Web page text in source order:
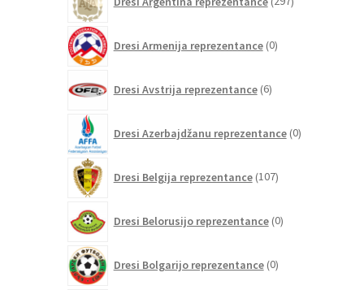
izdelkov
Dresi Armenija reprezentance 0izdelkov
Dresi Avstrija reprezentance 6izdelkov
Dresi Azerbajdžanu reprezentance 0izdelkov
Dresi Belgija reprezentance 107izdelkov
Dresi Belorusijo reprezentance 0izdelkov
Dresi Bolgarijo reprezentance 0izdelkov